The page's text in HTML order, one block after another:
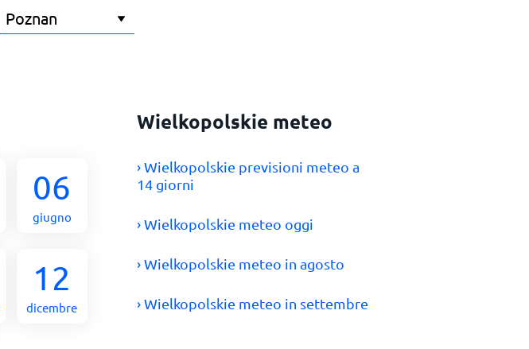
06
giugno
12
dicembre
Wielkopolskie meteo
› Wielkopolskie previsioni meteo a
14 giorni
› Wielkopolskie meteo oggi
› Wielkopolskie meteo in agosto
› Wielkopolskie meteo in settembre